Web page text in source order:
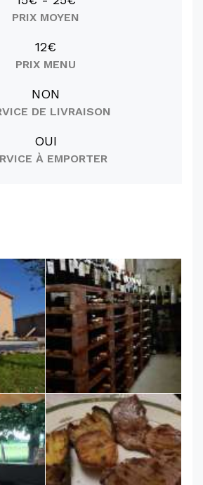
PRIX MOYEN
12€
PRIX MENU
NON
DE LIVRAISON
OUI
À EMPORTER